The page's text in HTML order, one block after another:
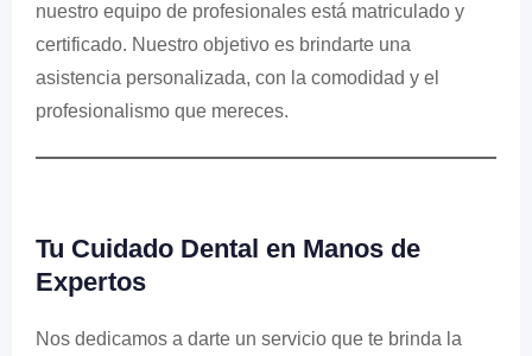
nuestro equipo de profesionales está matriculado y
certificado. Nuestro objetivo es brindarte una
asistencia personalizada, con la comodidad y el
profesionalismo que mereces.
Tu Cuidado Dental en Manos de
Expertos
Nos dedicamos a darte un servicio que te brinda la